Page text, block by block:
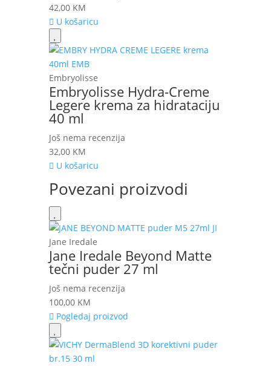
42,00 KM
U košaricu
Embryolisse
Embryolisse Hydra-Creme
Legere krema za hidrataciju
40 ml
Još nema recenzija
32,00 KM
U košaricu
Povezani proizvodi
Jane Iredale
Jane Iredale Beyond Matte
tečni puder 27 ml
Još nema recenzija
100,00 KM
Pogledaj proizvod